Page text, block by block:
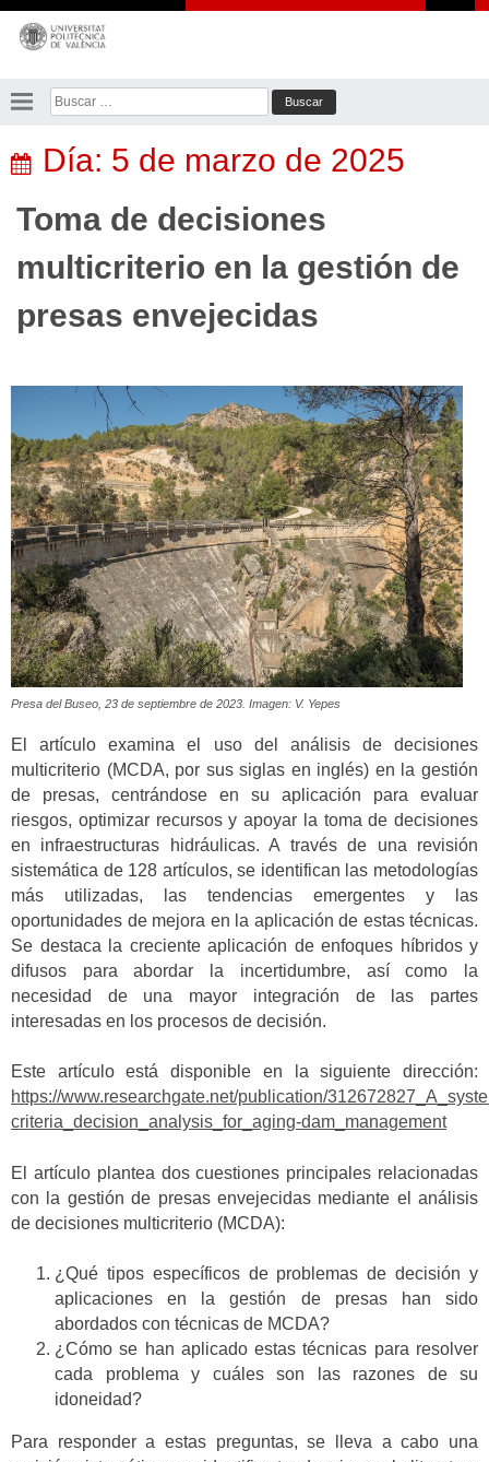
Saltar
contenido
Buscar:
Día: 5 de marzo de 2025
Toma de decisiones
multicriterio en la gestión de
presas envejecidas
Presa del Buseo, 23 de septiembre de 2023. Imagen: V. Yepes
El artículo examina el uso del análisis de decisiones
multicriterio (MCDA, por sus siglas en inglés) en la gestión
de presas, centrándose en su aplicación para evaluar
riesgos, optimizar recursos y apoyar la toma de decisiones
en infraestructuras hidráulicas. A través de una revisión
sistemática de 128 artículos, se identifican las metodologías
más utilizadas, las tendencias emergentes y las
oportunidades de mejora en la aplicación de estas técnicas.
Se destaca la creciente aplicación de enfoques híbridos y
difusos para abordar la incertidumbre, así como la
necesidad de una mayor integración de las partes
interesadas en los procesos de decisión.
Este artículo está disponible en la siguiente dirección:
https://www.researchgate.net/publication/
criteria_decision_analysis_for_aging-dam_management
El artículo plantea dos cuestiones principales relacionadas
con la gestión de presas envejecidas mediante el análisis
de decisiones multicriterio (MCDA):
¿Qué tipos específicos de problemas de decisión y
aplicaciones en la gestión de presas han sido
abordados con técnicas de MCDA?
¿Cómo se han aplicado estas técnicas para resolver
cada problema y cuáles son las razones de su
idoneidad?
Para responder a estas preguntas, se lleva a cabo una